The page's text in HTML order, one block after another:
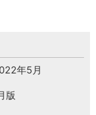
年5月
版